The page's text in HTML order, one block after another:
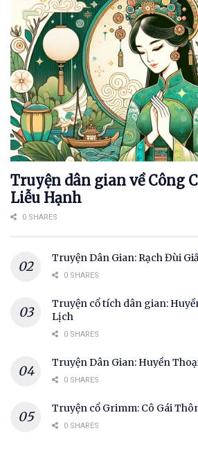
Truyện dân gian về Công
Liễu Hạnh
0 SHARES
Truyện Dân Gian: Rạch Đùi
0 SHARES
Truyện cổ tích dân gian:
Lịch
0 SHARES
Truyện Dân Gian: Huyền
0 SHARES
Truyện cổ Grimm: Cô Gái
0 SHARES